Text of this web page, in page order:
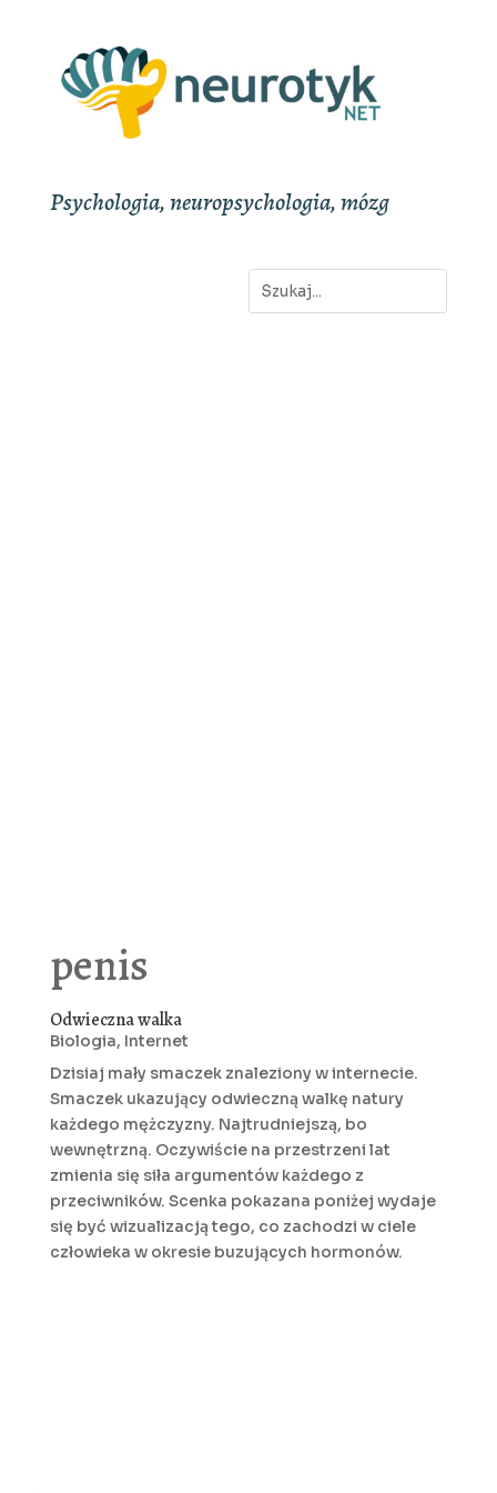
Psychologia, neuropsychologia, mózg
penis
Odwieczna walka
Biologia, Internet
Dzisiaj mały smaczek znaleziony w internecie.
Smaczek ukazujący odwieczną walkę natury
każdego mężczyzny. Najtrudniejszą, bo
wewnętrzną. Oczywiście na przestrzeni lat
zmienia się siła argumentów każdego z
przeciwników. Scenka pokazana poniżej wydaje
się być wizualizacją tego, co zachodzi w ciele
człowieka w okresie buzujących hormonów.